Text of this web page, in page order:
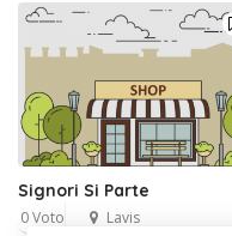
Signori Si Parte
0 Voto Lavis